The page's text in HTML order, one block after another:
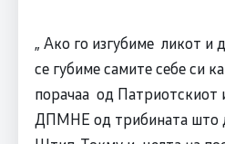
„ Ако го изгубиме ликот и
се губиме самите себе си
порачаа од
ДПМНЕ од трибината што